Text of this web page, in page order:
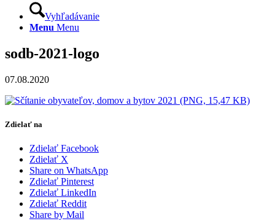
Vyhľadávanie
Menu Menu
sodb-2021-logo
07.08.2020
(PNG, 15,47 KB)
Zdielať na
Zdielať Facebook
Zdielať X
Share on WhatsApp
Zdielať Pinterest
Zdielať LinkedIn
Zdielať Reddit
Share by Mail